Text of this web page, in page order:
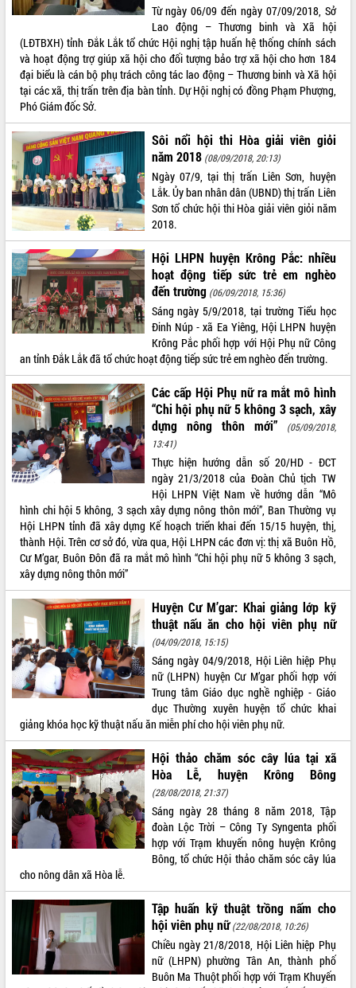
Từ ngày 06/09 đến ngày 07/09/2018, Sở
Lao động – Thương binh và Xã hội
(LĐTBXH) tỉnh Đắk Lắk tổ chức Hội nghị tập huấn hệ thống chính sách
và hoạt động trợ giúp xã hội cho đối tượng bảo trợ xã hội cho hơn 184
đại biểu là cán bộ phụ trách công tác lao động – Thương binh và Xã hội
tại các xã, thị trấn trên địa bàn tỉnh. Dự Hội nghị có đồng Phạm Phượng,
Phó Giám đốc Sở.
Sôi nổi hội thi Hòa giải viên giỏi
năm 2018 (08/09/2018, 20:13)
Ngày 07/9, tại thị trấn Liên Sơn, huyện
Lắk. Ủy ban nhân dân (UBND) thị trấn Liên
Sơn tổ chức hội thi Hòa giải viên giỏi năm
2018.
Hội LHPN huyện Krông Pắc: nhiều
hoạt động tiếp sức trẻ em nghèo
đến trường (06/09/2018, 15:36)
Sáng ngày 5/9/2018, tại trường Tiểu học
Đinh Núp - xã Ea Yiêng, Hội LHPN huyện
Krông Pắc phối hợp với Hội Phụ nữ Công
an tỉnh Đắk Lắk đã tổ chức hoạt động tiếp sức trẻ em nghèo đến trường.
Các cấp Hội Phụ nữ ra mắt mô hình
“Chi hội phụ nữ 5 không 3 sạch, xây
dựng nông thôn mới”
(05/09/2018,
13:41)
Thực hiện hướng dẫn số 20/HD - ĐCT
ngày 21/3/2018 của Đoàn Chủ tịch TW
Hội LHPN Việt Nam về hướng dẫn “Mô
hình chi hội 5 không, 3 sạch xây dựng nông thôn mới”, Ban Thường vụ
Hội LHPN tỉnh đã xây dựng Kế hoạch triển khai đến 15/15 huyện, thị,
thành Hội. Trên cơ sở đó, vừa qua, Hội LHPN các đơn vị: thị xã Buôn Hồ,
Cư M’gar, Buôn Đôn đã ra mắt mô hình “Chi hội phụ nữ 5 không 3 sạch,
xây dựng nông thôn mới”
Huyện Cư M’gar: Khai giảng lớp kỹ
thuật nấu ăn cho hội viên phụ nữ
(04/09/2018, 15:15)
Sáng ngày 04/9/2018, Hội Liên hiệp Phụ
nữ (LHPN) huyện Cư M’gar phối hợp với
Trung tâm Giáo dục nghề nghiệp - Giáo
dục Thường xuyên huyện tổ chức khai
giảng khóa học kỹ thuật nấu ăn miễn phí cho hội viên phụ nữ.
Hội thảo chăm sóc cây lúa tại xã
Hòa Lễ, huyện Krông Bông
(28/08/2018, 21:37)
Sáng ngày 28 tháng 8 năm 2018, Tập
đoàn Lộc Trời – Công Ty Syngenta phối
hợp với Trạm khuyến nông huyện Krông
Bông, tổ chức Hội thảo chăm sóc cây lúa
cho nông dân xã Hòa lễ.
Tập huấn kỹ thuật trồng nấm cho
hội viên phụ nữ (22/08/2018, 10:26)
Chiều ngày 21/8/2018, Hội Liên hiệp Phụ
nữ (LHPN) phường Tân An, thành phố
Buôn Ma Thuột phối hợp với Trạm Khuyến